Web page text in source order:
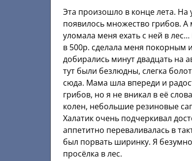
Эта произошло в конце лета. На
появилось множество грибов.
уломала меня ехать с ней в
в 500р. сделала меня покорным
добирались минут двадцать на
тут были безлюдны, слегка
сюда. Мама шла впереди и
грибов, но я не вникал в её
колен, небольшие резиновые
Халатик очень подчеркивал
аппетитно переваливалась в
был порвать ширинку. Я
просёлка в лес.